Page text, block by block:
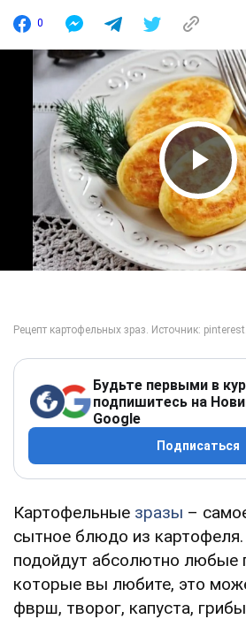
0
Play
Будьте первыми в
подпишитесь на
Google
Подписаться
Картофельные зразы –
сытное блюдо из
подойдут абсолютно любые
которые вы любите, это
фврш, творог, капуста,